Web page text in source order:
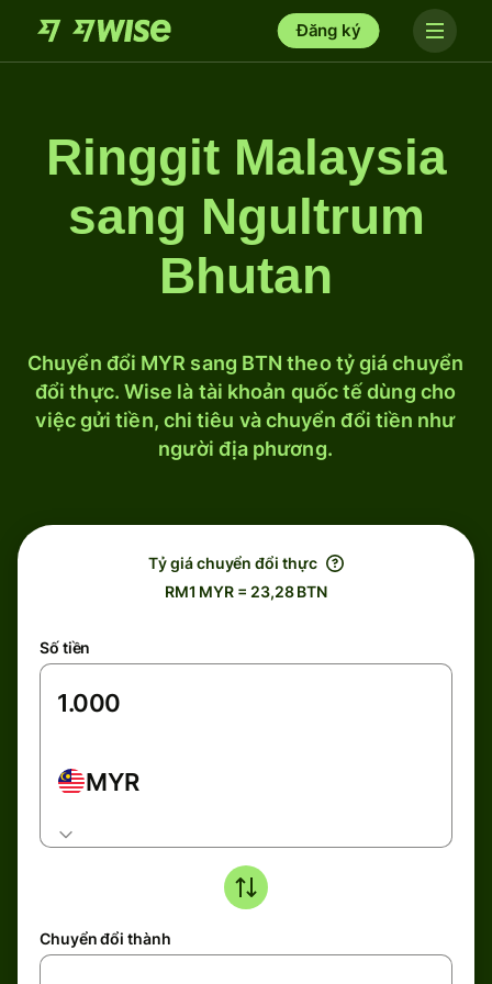
Đăng ký
Ringgit Malaysia
sang Ngultrum
Bhutan
Chuyển đổi MYR sang BTN theo tỷ giá chuyển
đổi thực. Wise là tài khoản quốc tế dùng cho
việc gửi tiền, chi tiêu và chuyển đổi tiền như
người địa phương.
Tỷ giá chuyển đổi thực
RM1 MYR = 23,28 BTN
Số tiền
MYR
Chuyển đổi thành